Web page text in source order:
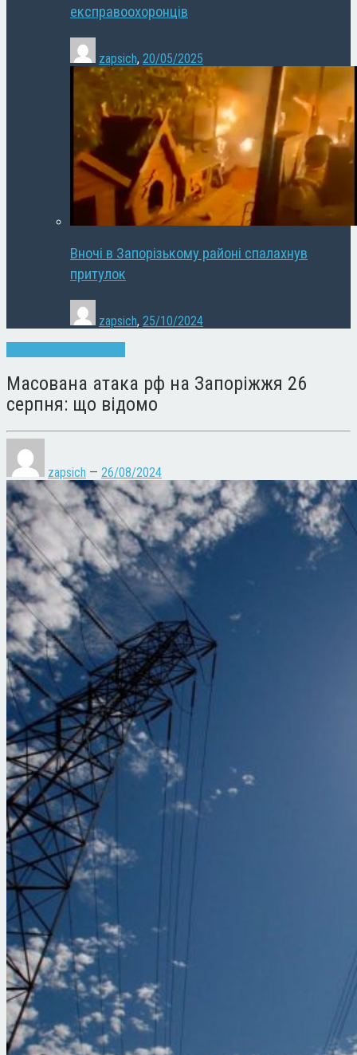
експравоохоронців
zapsich, 20/05/2025
Вночі в Запорізькому районі спалахнув
притулок
zapsich, 25/10/2024
Масована атака рф на Запоріжжя 26
серпня: що відомо
zapsich — 26/08/2024